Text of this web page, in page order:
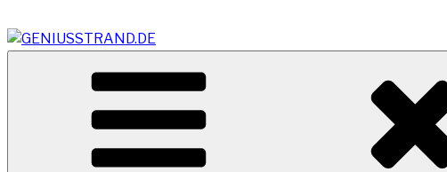
Inhalt
springen
GENIUSSTRAND.DE
Vom Geniusstrand zum JadeWeserPort/Container Terminal